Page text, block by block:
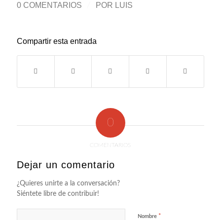
0 COMENTARIOS POR LUIS
Compartir esta entrada
0
COMENTARIOS
Dejar un comentario
¿Quieres unirte a la conversación?
Siéntete libre de contribuir!
Nombre *